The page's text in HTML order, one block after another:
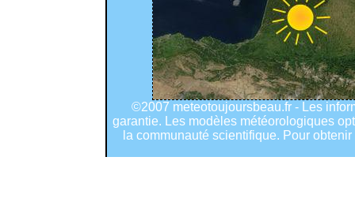
©2007 meteotoujoursbeau.fr - Les
garantie. Les modèles météorologiques
la communauté scientifique. Pour